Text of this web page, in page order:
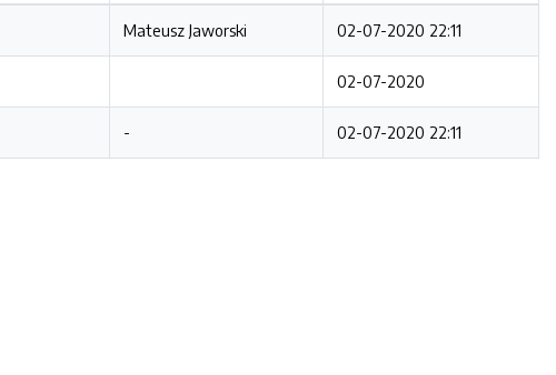
Mateusz Jaworski 02-07-2020 22:11
02-07-2020
- 02-07-2020 22:11